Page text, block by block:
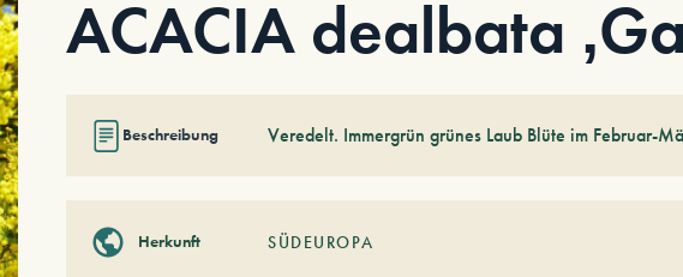
ACACIA dealbata
Beschreibung Veredelt. Immergrün grünes Laub Blüte im Februar-
Herkunft SÜDEUROPA